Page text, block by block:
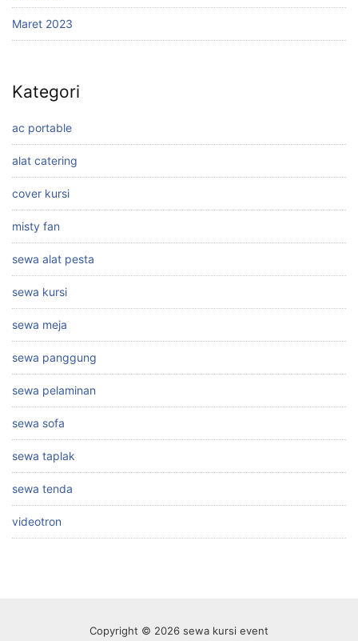
Maret 2023
Kategori
ac portable
alat catering
cover kursi
misty fan
sewa alat pesta
sewa kursi
sewa meja
sewa panggung
sewa pelaminan
sewa sofa
sewa taplak
sewa tenda
videotron
Copyright © 2026 sewa kursi event